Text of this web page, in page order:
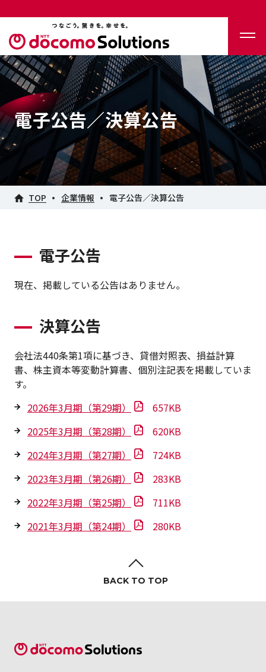
電子公告／決算公告
TOP 企業情報 電子公告／決算公告
電子公告
現在、掲載している公告はありません。
決算公告
会社法440条第1項に基づき、貸借対照表、損益計算
書、株主資本等変動計算書、個別注記表を掲載していま
す。
2026年3月期（第29期）
657KB
2025年3月期（第28期）
620KB
2024年3月期（第27期）
724KB
2023年3月期（第26期）
283KB
2022年3月期（第25期）
711KB
2021年3月期（第24期）
280KB
BACK TO TOP